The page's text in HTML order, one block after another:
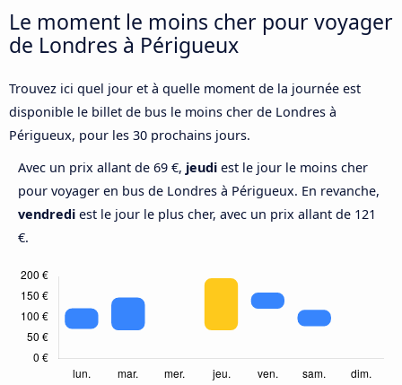
Le moment le moins cher pour voyager
de Londres à Périgueux
Trouvez ici quel jour et à quelle moment de la journée est
disponible le billet de bus le moins cher de Londres à
Périgueux, pour les 30 prochains jours.
Avec un prix allant de 69 €, jeudi est le jour le moins cher
pour voyager en bus de Londres à Périgueux. En revanche,
vendredi est le jour le plus cher, avec un prix allant de 121
€.